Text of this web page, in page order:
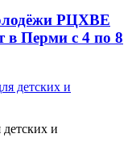
РЦХВЕ
Перми с 4 по 8
и